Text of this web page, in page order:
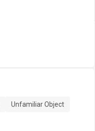
Unfamiliar Object